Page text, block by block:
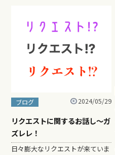
ブログ 2024/05/29
リクエストに関するお話し〜ガ
ズレレ！
日々膨大なリクエストが来ていま